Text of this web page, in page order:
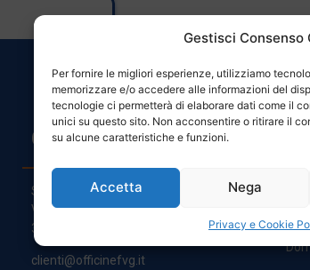
Gestisci Consenso
Per fornire le migliori esperienze, utilizziamo
memorizzare e/o accedere alle informazioni del
tecnologie ci permetterà di elaborare dati come il
unici su questo sito. Non acconsentire o ritirare il
su alcune caratteristiche e funzioni.
Accetta Nega
Privacy e Cookie
CONTATTI
Sede Legale:
Via Principe Di Udine 144
33030 Campoformido (Ud)
clienti@officinefvg.it